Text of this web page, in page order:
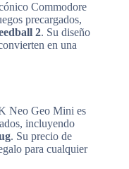
Commodore
precargados,
2. Su diseño
en una
Neo Geo Mini es
incluyendo
. Su precio de
para cualquier